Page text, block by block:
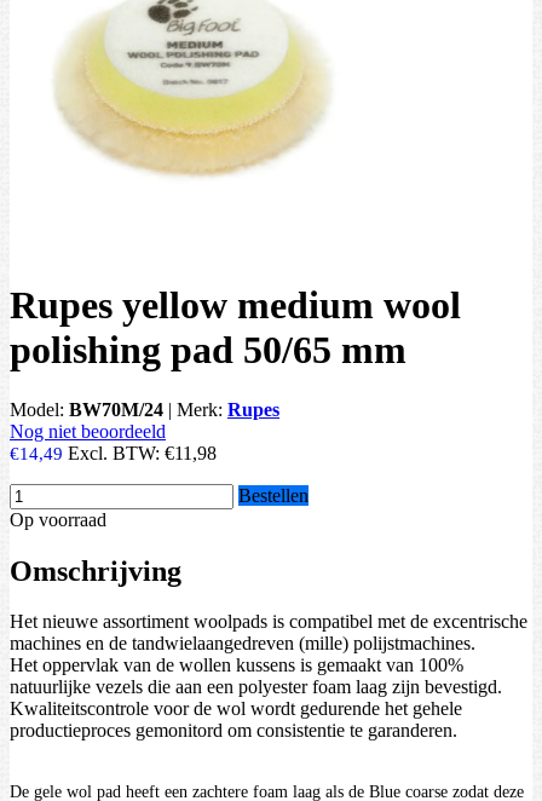
Rupes yellow medium wool
polishing pad 50/65 mm
Model: BW70M/24 | Merk: Rupes
Nog niet beoordeeld
€14,49 Excl. BTW: €11,98
Bestellen
Op voorraad
Omschrijving
Het nieuwe assortiment woolpads is compatibel met de excentrische
machines en de tandwielaangedreven (mille) polijstmachines.
Het oppervlak van de wollen kussens is gemaakt van 100%
natuurlijke vezels die aan een polyester foam laag zijn bevestigd.
Kwaliteitscontrole voor de wol wordt gedurende het gehele
productieproces gemonitord om consistentie te garanderen.
De gele wol pad heeft een zachtere foam laag als de Blue coarse zodat deze